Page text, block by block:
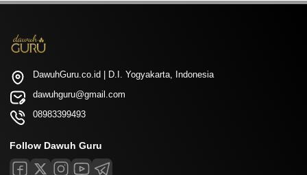
DawuhGuru.co.id | D.I. Yogyakarta, Indonesia
dawuhguru@gmail.com
08983399493
Follow Dawuh Guru